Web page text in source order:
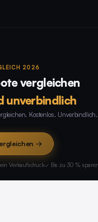
2026
vergleichen
unverbindlich
Kostenlos.
→
Verkaufsdruck✓ Bis zu 30 % sparen